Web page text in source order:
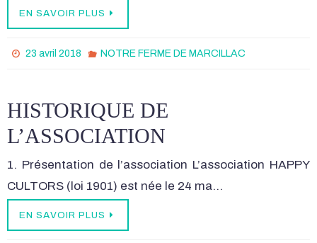
EN SAVOIR PLUS
23 avril 2018 NOTRE FERME DE MARCILLAC
HISTORIQUE DE
L’ASSOCIATION
1. Présentation de l’association L’association HAPPY
CULTORS (loi 1901) est née le 24 ma…
EN SAVOIR PLUS